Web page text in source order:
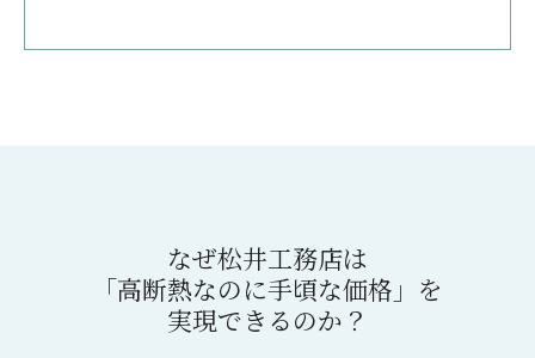
なぜ松井工務店は
「高断熱なのに手頃な価格」を
実現できるのか？